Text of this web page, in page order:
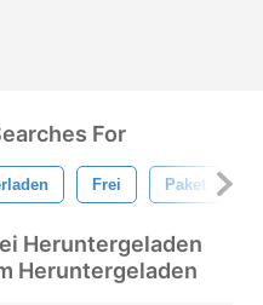
For
Frei Paket
Heruntergeladen
Heruntergeladen